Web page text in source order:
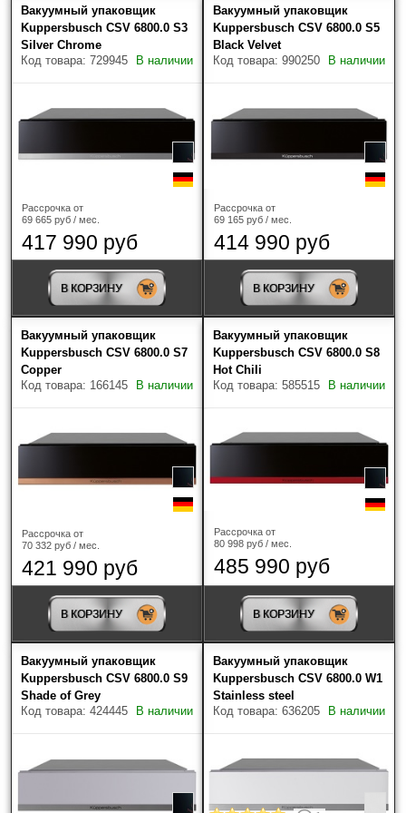
Вакуумный упаковщик
Kuppersbusch CSV 6800.0 S3
Silver Chrome
Код товара: 729945
В наличии
Рассрочка от
69 665 руб / мес.
417 990 руб
В КОРЗИНУ
Вакуумный упаковщик
Kuppersbusch CSV 6800.0 S5
Black Velvet
Код товара: 990250
В наличии
Рассрочка от
69 165 руб / мес.
414 990 руб
В КОРЗИНУ
Вакуумный упаковщик
Kuppersbusch CSV 6800.0 S7
Copper
Код товара: 166145
В наличии
Рассрочка от
70 332 руб / мес.
421 990 руб
В КОРЗИНУ
Вакуумный упаковщик
Kuppersbusch CSV 6800.0 S8
Hot Chili
Код товара: 585515
В наличии
Рассрочка от
80 998 руб / мес.
485 990 руб
В КОРЗИНУ
Вакуумный упаковщик
Kuppersbusch CSV 6800.0 S9
Shade of Grey
Код товара: 424445
В наличии
Вакуумный упаковщик
Kuppersbusch CSV 6800.0 W1
Stainless steel
Код товара: 636205
В наличии